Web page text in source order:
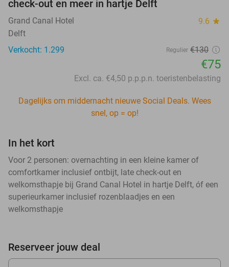
check-out en meer in hartje Delft
Grand Canal Hotel 9.6 star
Delft
Verkocht: 1.299
Regulier €130
€75
Excl. ca. €4,50 p.p.p.n. toeristenbelasting
Dagelijks om middernacht nieuwe Social Deals. Wees
snel, op = op!
In het kort
Voor 2 personen: overnachting in een kleine kamer of
comfortkamer inclusief ontbijt, late check-out en
welkomsthapje bij Grand Canal Hotel in hartje Delft, óf een
superieurkamer inclusief rozenblaadjes en een
welkomsthapje
Reserveer jouw deal